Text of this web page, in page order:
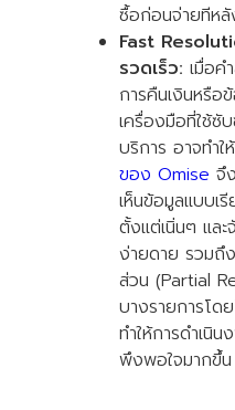
ซื้อก่อนจ่ายทีหลั
Fast
รวดเร็ว: เมื่อค
การคืนเงินหรือ
เครื่องมือที่ใช้ซั
บริการ อาจทำใ
ของ Omise จึ
เห็นข้อมูลแบบ
ตั้งแต่เนิ่นๆ และ
ง่ายดาย รวมถึ
ส่วน (Partial
บางรายการโด
ทำให้การดำเนิ
พึงพอใจมากขึ้น